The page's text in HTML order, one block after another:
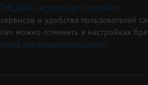
использует «cookie»
и удобства пользователей
можно отменить в настройках
конфиденциальности